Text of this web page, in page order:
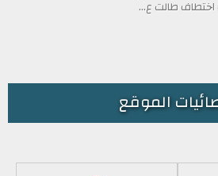
طالت ع...
الموقع